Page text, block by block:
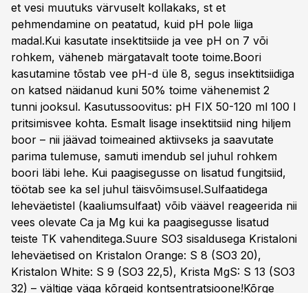
et vesi muutuks värvuselt kollakaks, st et
pehmendamine on peatatud, kuid pH pole liiga
madal.Kui kasutate insektitsiide ja vee pH on 7 või
rohkem, väheneb märgatavalt toote toime.Boori
kasutamine tõstab vee pH-d üle 8, segus insektitsiidiga
on katsed näidanud kuni 50% toime vähenemist 2
tunni jooksul. Kasutussoovitus: pH FIX 50-120 ml 100 l
pritsimisvee kohta. Esmalt lisage insektitsiid ning hiljem
boor – nii jäävad toimeained aktiivseks ja saavutate
parima tulemuse, samuti imendub sel juhul rohkem
boori läbi lehe. Kui paagisegusse on lisatud fungitsiid,
töötab see ka sel juhul täisvõimsusel.Sulfaatidega
leheväetistel (kaaliumsulfaat) võib väävel reageerida nii
vees olevate Ca ja Mg kui ka paagisegusse lisatud
teiste TK vahenditega.Suure SO3 sisaldusega Kristaloni
leheväetised on Kristalon Orange: S 8 (SO3 20),
Kristalon White: S 9 (SO3 22,5), Krista MgS: S 13 (SO3
32) – vältige väga kõrgeid kontsentratsioone!Kõrge